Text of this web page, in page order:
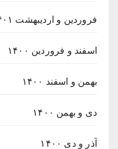
فروردین و اردیبهشت ۱۴۰۱
اسفند و فروردین ۱۴۰۰
بهمن و اسفند ۱۴۰۰
دی و بهمن ۱۴۰۰
آذر و دی ۱۴۰۰